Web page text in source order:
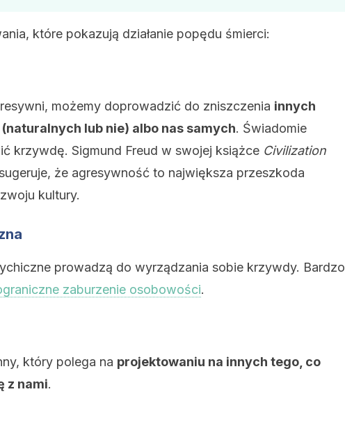
które pokazują działanie popędu śmierci:
możemy doprowadzić do zniszczenia innych
lub nie) albo nas samych. Świadomie
krzywdę. Sigmund Freud w swojej książce Civilization
że agresywność to największa przeszkoda
kultury.
prowadzą do wyrządzania sobie krzywdy. Bardzo
zaburzenie osobowości.
który polega na projektowaniu na innych tego, co
z nami.